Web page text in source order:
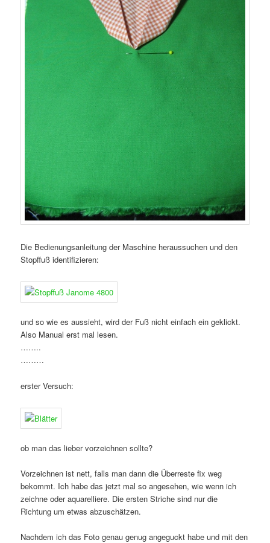
Die Bedienungsanleitung der Maschine heraussuchen und den
Stopffuß identifizieren:
und so wie es aussieht, wird der Fuß nicht einfach ein geklickt.
Also Manual erst mal lesen.
……..
………
erster Versuch:
ob man das lieber vorzeichnen sollte?
Vorzeichnen ist nett, falls man dann die Überreste fix weg
bekommt. Ich habe das jetzt mal so angesehen, wie wenn ich
zeichne oder aquarelliere. Die ersten Striche sind nur die
Richtung um etwas abzuschätzen.
Nachdem ich das Foto genau genug angeguckt habe und mit den